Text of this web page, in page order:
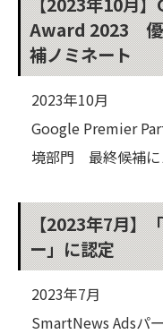
Award 2023 優
補ノミネート
2023年10月
Google Premier
境部門 最終候補に
【2023年7月】
ー」に認定
2023年7月
SmartNews Adsパ